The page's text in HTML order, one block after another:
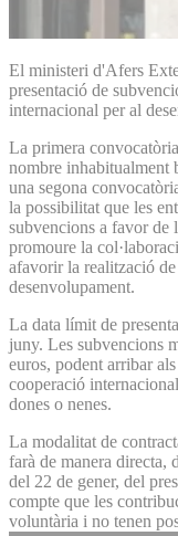
El ministeri d'Afers
presentació de
internacional per al
La primera
nombre inhabitualment
una segona
la possibilitat que les
subvencions a favor de
promoure la
afavorir la realització
desenvolupament.
La data límit de
juny. Les subvencions
euros, podent arribar
cooperació
dones o nenes.
La modalitat de
farà de manera directa,
del 22 de gener, del
compte que les
voluntària i no tenen